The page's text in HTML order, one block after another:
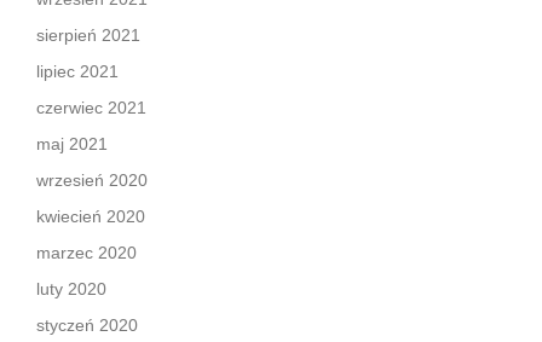
sierpień 2021
lipiec 2021
czerwiec 2021
maj 2021
wrzesień 2020
kwiecień 2020
marzec 2020
luty 2020
styczeń 2020